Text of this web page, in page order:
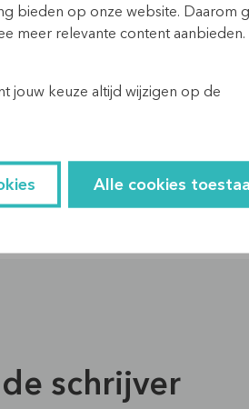
bieden op onze website. Daarom
meer relevante content aanbieden.
jouw keuze altijd wijzigen op de
Alle cookies
schrijver